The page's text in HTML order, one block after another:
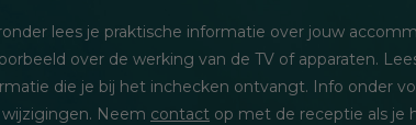
lees je praktische informatie over jouw
over de werking van de TV of apparaten.
die je bij het inchecken ontvangt. Info onder
Neem contact op met de receptie als je